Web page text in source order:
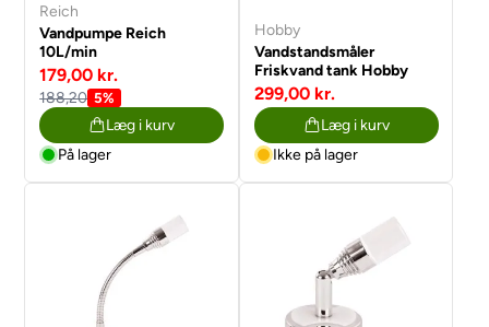
Reich
Vandpumpe Reich
10L/min
179,00 kr.
188,20 5%
Læg i kurv
På lager
Hobby
Vandstandsmåler
Friskvand tank Hobby
299,00 kr.
Læg i kurv
Ikke på lager